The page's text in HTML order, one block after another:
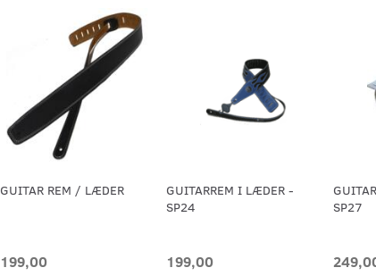
GUITAR REM / LÆDER
199,00
GUITARREM I LÆDER -
SP24
199,00
SP27